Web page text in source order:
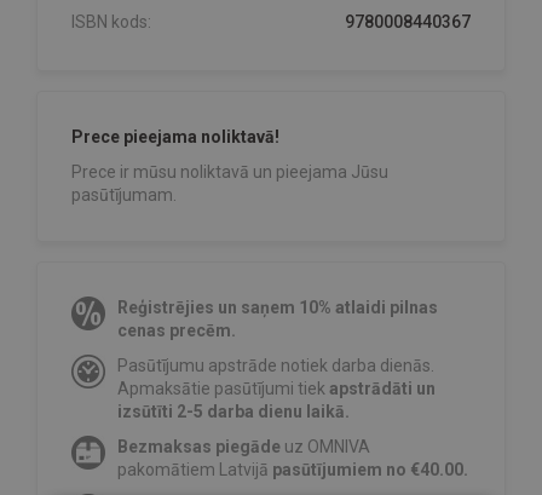
ISBN kods: 9780008440367
Prece pieejama noliktavā!
Prece ir mūsu noliktavā un pieejama Jūsu
pasūtījumam.
Reģistrējies un saņem 10% atlaidi pilnas
cenas precēm.
Pasūtījumu apstrāde notiek darba dienās.
Apmaksātie pasūtījumi tiek apstrādāti un
izsūtīti 2-5 darba dienu laikā.
Bezmaksas piegāde uz OMNIVA
pakomātiem Latvijā pasūtījumiem no €40.00.